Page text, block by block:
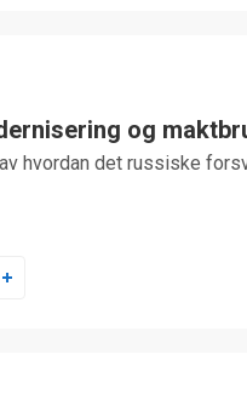
og
hvordan det russiske